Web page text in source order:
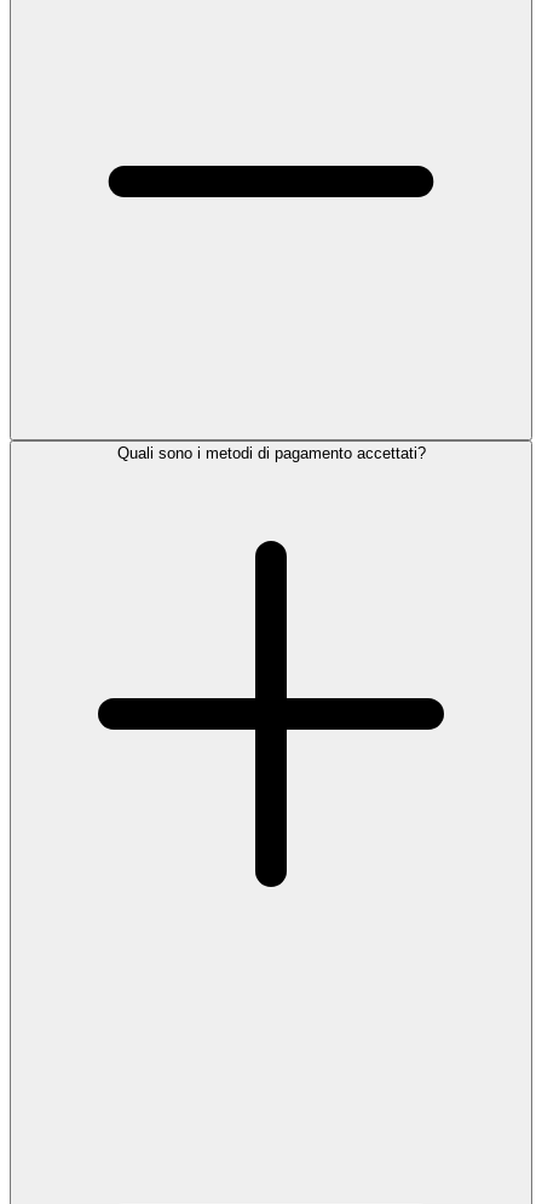
Quali sono i metodi di pagamento accettati?